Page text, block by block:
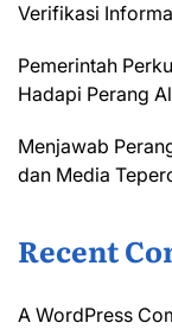
Verifikasi
Pemerintah
Hadapi Perang
Menjawab
dan Media
Recent
A WordPress